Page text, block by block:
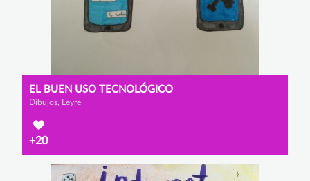
EL BUEN USO TECNOLÓGICO
Dibujos, Leyre
+20